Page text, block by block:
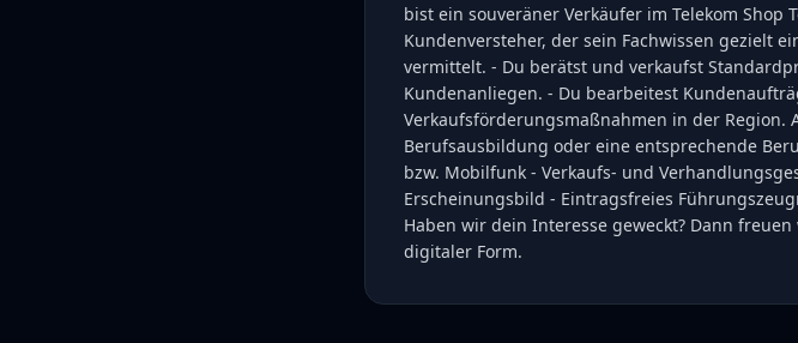
bist ein souveräner Verkäufer im Telekom
Kundenversteher, der sein Fachwissen gezielt
vermittelt. - Du berätst und verkaufst
Kundenanliegen. - Du bearbeitest
Verkaufsförderungsmaßnahmen in der Region.
Berufsausbildung oder eine entsprechende
bzw. Mobilfunk - Verkaufs- und
Erscheinungsbild - Eintragsfreies
Haben wir dein Interesse geweckt? Dann
digitaler Form.